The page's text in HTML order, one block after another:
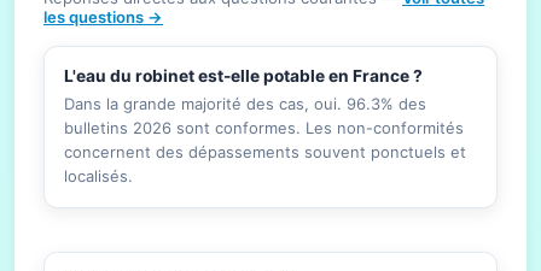
les questions →
L'eau du robinet est-elle potable en France ?
Dans la grande majorité des cas, oui. 96.3% des
bulletins 2026 sont conformes. Les non-conformités
concernent des dépassements souvent ponctuels et
localisés.